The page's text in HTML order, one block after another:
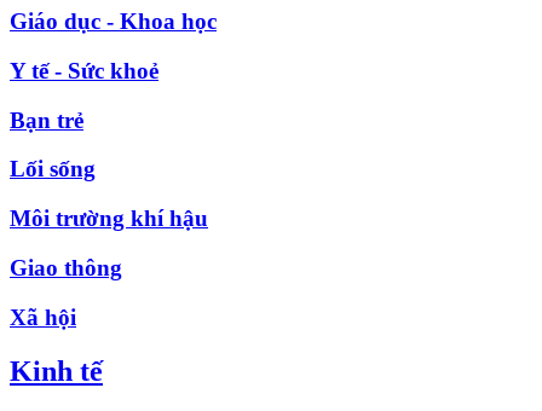
Giáo dục - Khoa học
Y tế - Sức khoẻ
Bạn trẻ
Lối sống
Môi trường khí hậu
Giao thông
Xã hội
Kinh tế